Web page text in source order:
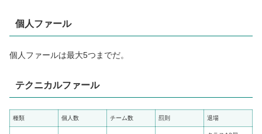
個人ファール
個人ファールは最大5つまでだ。
テクニカルファール
種類 個人数 チーム数 罰則 退場